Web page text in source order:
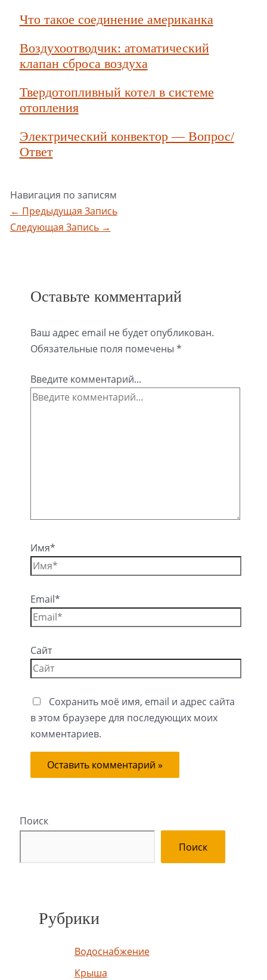
Что такое соединение американка
Воздухоотводчик: атоматический
клапан сброса воздуха
Твердотопливный котел в системе
отопления
Электрический конвектор — Вопрос/
Ответ
Навигация по записям
← Предыдущая Запись
Следующая Запись →
Оставьте комментарий
Ваш адрес email не будет опубликован.
Обязательные поля помечены *
Введите комментарий...
Имя*
Email*
Сайт
Сохранить моё имя, email и адрес сайта
в этом браузере для последующих моих
комментариев.
Поиск
Поиск
Рубрики
Водоснабжение
Крыша